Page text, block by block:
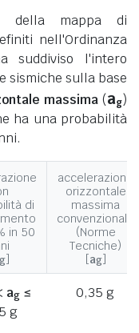
della mappa di
nell'Ordinanza
suddiviso l'intero
sismiche sulla base
massima (ag)
ha una probabilità
di
in 50
]
accelerazione
orizzontale
massima
convenzionale
(Norme
Tecniche)
[ag]
ag≤
g
0,35 g